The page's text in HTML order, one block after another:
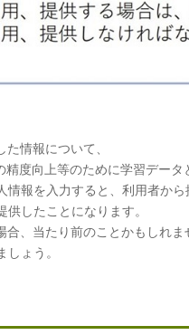
情報について、
度向上等のために学習デー
情報を入力すると、利用者か
したことになります。
、当たり前のことかもしれま
ょう。